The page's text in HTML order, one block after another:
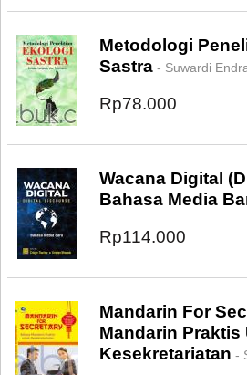
Metodologi
Sastra - Suwardi
Rp78.000
Wacana Digital
Bahasa Media
Rp114.000
Mandarin For
Mandarin Praktis
Kesekretariatan -